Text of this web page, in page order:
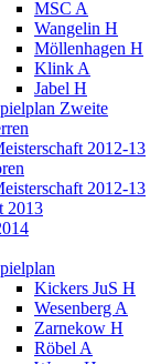
MSC A
Wangelin H
Möllenhagen H
Klink A
Jabel H
Zweite
2012-13
2012-13
2013
Kickers JuS H
Wesenberg A
Zarnekow H
Röbel A